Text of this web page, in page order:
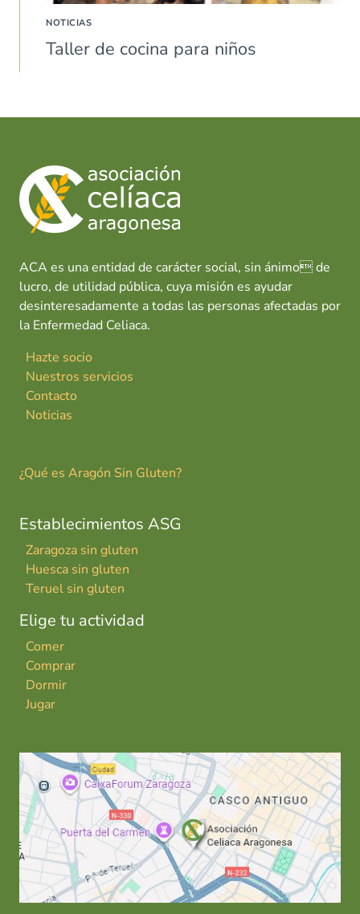
NOTICIAS
Taller de cocina para niños
ACA es una entidad de carácter social, sin ánimo de
lucro, de utilidad pública, cuya misión es ayudar
desinteresadamente a todas las personas afectadas por
la Enfermedad Celiaca.
Hazte socio
Nuestros servicios
Contacto
Noticias
¿Qué es Aragón Sin Gluten?
Establecimientos ASG
Zaragoza sin gluten
Huesca sin gluten
Teruel sin gluten
Elige tu actividad
Comer
Comprar
Dormir
Jugar